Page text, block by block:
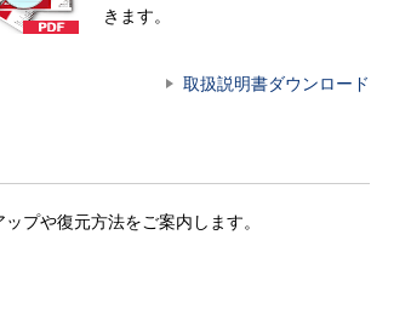
きます。
取扱説明書ダウンロード
プや復元方法をご案内します。